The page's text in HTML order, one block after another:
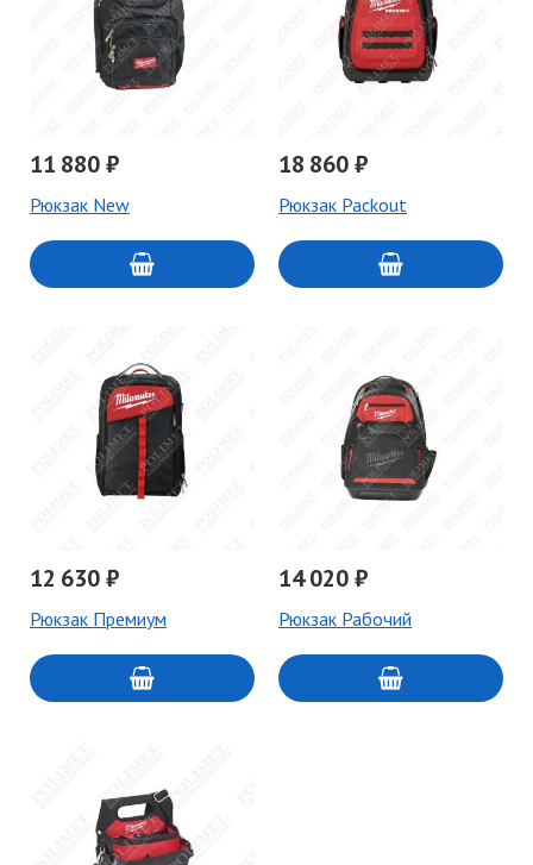
11 880 ₽
Рюкзак New
18 860 ₽
Рюкзак Packout
12 630 ₽
Рюкзак Премиум
14 020 ₽
Рюкзак Рабочий